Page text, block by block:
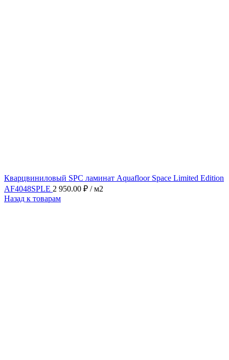
Кварцвиниловый SPC ламинат Aquafloor Space Limited Edition
AF4048SPLE 2 950.00 ₽ / м2
Назад к товарам